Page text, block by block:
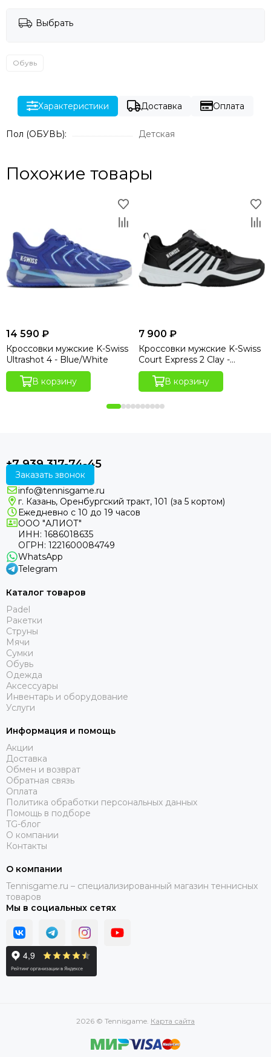
Выбрать
Обувь
Характеристики Доставка Оплата
Пол (ОБУВЬ): Детская
Похожие товары
14 590 ₽
Кроссовки мужские K-Swiss
Ultrashot 4 - Blue/White
В корзину
7 900 ₽
Кроссовки мужские K-Swiss
Court Express 2 Clay -
Black/White
В корзину
+7 939 317-74-45
Заказать звонок
info@tennisgame.ru
г. Казань, Оренбургский тракт, 101 (за 5 кортом)
Ежедневно с 10 до 19 часов
ООО "АЛИОТ"
ИНН: 1686018635
ОГРН: 1221600084749
WhatsApp
Telegram
Каталог товаров
Padel
Ракетки
Струны
Мячи
Сумки
Обувь
Одежда
Аксессуары
Инвентарь и оборудование
Услуги
Информация и помощь
Акции
Доставка
Обмен и возврат
Обратная связь
Оплата
Политика обработки персональных данных
Помощь в подборе
TG-блог
О компании
Контакты
О компании
Tennisgame.ru – специализированный магазин теннисных
товаров
Мы в социальных сетях
2026 © Tennisgame. Карта сайта